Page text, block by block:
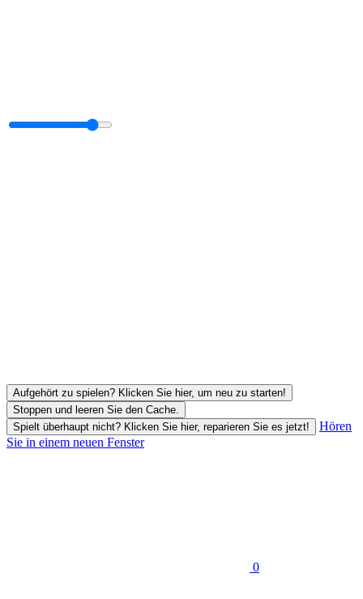
Aufgehört zu spielen? Klicken Sie hier, um neu zu starten!
Stoppen und leeren Sie den Cache.
Spielt überhaupt nicht? Klicken Sie hier, reparieren Sie es jetzt!
Hören
Sie in einem neuen Fenster
0